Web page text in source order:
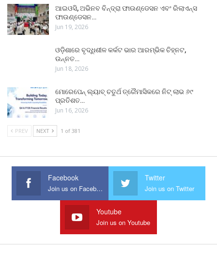
ଆଇଓସି, ଅଭିନବ ବିନ୍ଦ୍ରା ଫାଉଣ୍ଡେସନ ଏବଂ ରିଲାଏନ୍ସ
ଫାଉଣ୍ଡେସନ…
Jun 19, 2026
ଓଡ଼ିଶାରେ ବୃଦ୍ଧିଶୀଳ କର୍କଟ ଭାର ଆରମ୍ଭିକ ଚିହ୍ନଟ,
ଉନ୍ନତ…
Jun 18, 2026
ମୋରେପେନ୍ ଲ୍ୟାବ୍ ଚତୁର୍ଥ ତ୍ରୈମାସିକରେ ନିଟ୍ ଲାଭ ୬୯
ପ୍ରତିଶତ…
Jun 16, 2026
PREV NEXT 1 of 381
Facebook
Join us on Facebook
Twitter
Join us on Twitter
Youtube
Join us on Youtube